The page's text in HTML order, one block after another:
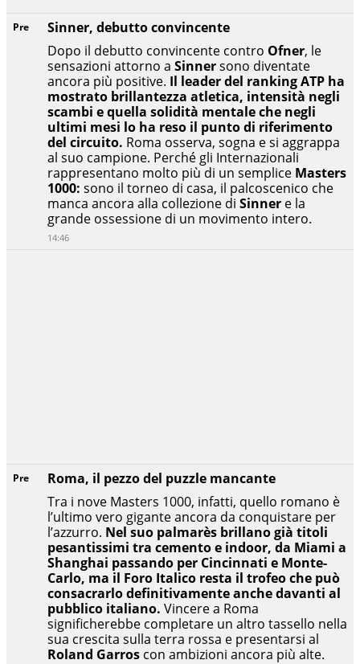
Pre
Roma, il pezzo del puzzle mancante
Tra i nove Masters 1000, infatti, quello romano è
l’ultimo vero gigante ancora da conquistare per
l’azzurro. Nel suo palmarès brillano già titoli
pesantissimi tra cemento e indoor, da Miami a
Shanghai passando per Cincinnati e Monte-
Carlo, ma il Foro Italico resta il trofeo che può
consacrarlo definitivamente anche davanti al
pubblico italiano. Vincere a Roma
significherebbe completare un altro tassello nella
sua crescita sulla terra rossa e presentarsi al
Roland Garros con ambizioni ancora più alte.
Pre
Sinner, debutto convincente
Dopo il debutto convincente contro Ofner, le
sensazioni attorno a Sinnersono diventate
ancora più positive. Il leader del ranking ATP ha
mostrato brillantezza atletica, intensità negli
scambi e quella solidità mentale che negli
ultimi mesi lo ha reso il punto di riferimento
del circuito. Roma osserva, sogna e si aggrappa
al suo campione. Perché gli Internazionali
rappresentano molto più di un semplice Masters
1000: sono il torneo di casa, il palcoscenico che
manca ancora alla collezione di Sinner e la
grande ossessione di un movimento intero.
14:46